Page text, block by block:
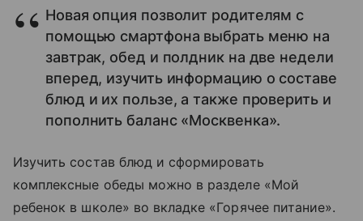
Новая опция позволит родителям с
помощью смартфона выбрать меню на
завтрак, обед и полдник на две недели
вперед, изучить информацию о составе
блюд и их пользе, а также проверить и
пополнить баланс «Москвенка».
Изучить состав блюд и сформировать
комплексные обеды можно в разделе «Мой
ребенок в школе» во вкладке «Горячее питание».